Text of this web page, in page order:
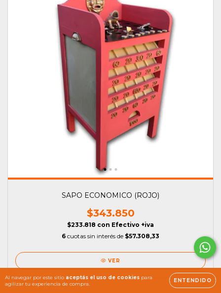
Al navegar por este sitio aceptás el uso de cookies para
agilizar tu experiencia de compra.
ENTENDIDO
SAPO ECONOMICO (ROJO)
$343.850
$233.818 con Efectivo +iva
6 cuotas sin interés de $57.308,33
VER